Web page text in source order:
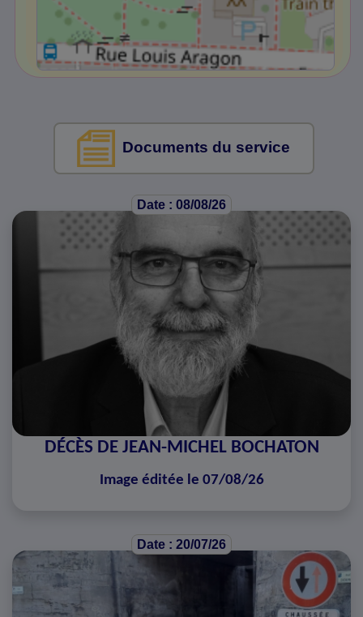
Documents du service
Date : 08/08/26
DÉCÈS DE JEAN-MICHEL BOCHATON
Image éditée le 07/08/26
Date : 20/07/26